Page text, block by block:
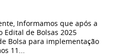
Informamos que após a
Edital de Bolsas 2025
Bolsa para implementação
11...